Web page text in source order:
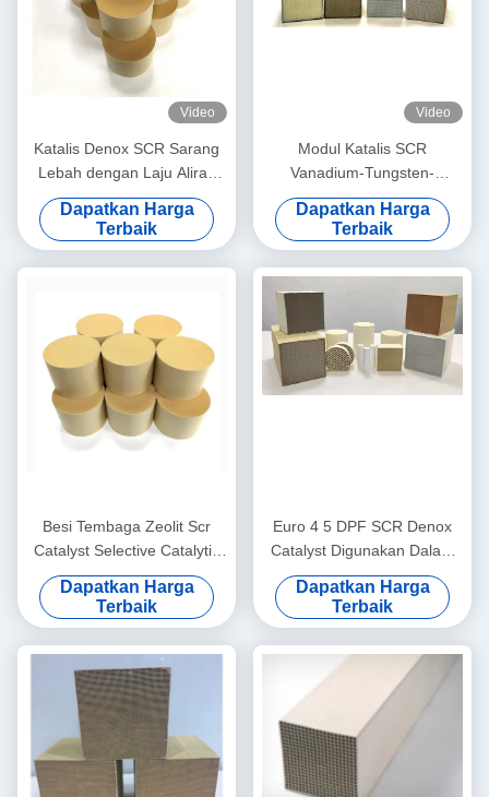
Video
Katalis Denox SCR Sarang
Lebah dengan Laju Aliran
Tinggi untuk Konverter
Katalitik
Dapatkan Harga
Terbaik
Video
Modul Katalis SCR
Vanadium-Tungsten-
Titanium (VWT) untuk Suhu
Sedang
Dapatkan Harga
Terbaik
Besi Tembaga Zeolit ​​​​Scr
Catalyst Selective Catalytic
Reduction Nox Nh3 Suhu
Rendah
Dapatkan Harga
Terbaik
Euro 4 5 DPF SCR Denox
Catalyst Digunakan Dalam
Reduksi Katalitik Selektif Nox
Dapatkan Harga
Terbaik